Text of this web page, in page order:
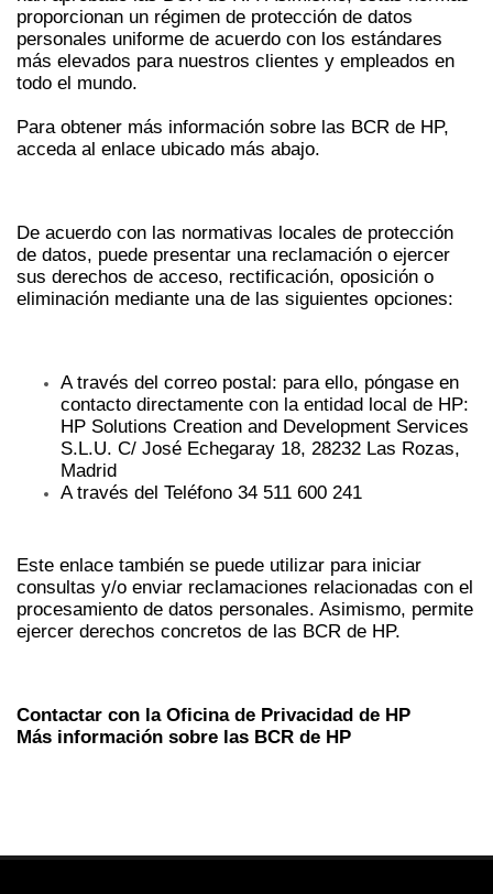
proporcionan un régimen de protección de datos
personales uniforme de acuerdo con los estándares
más elevados para nuestros clientes y empleados en
todo el mundo.
Para obtener más información sobre las BCR de HP,
acceda al enlace ubicado más abajo.
De acuerdo con las normativas locales de protección
de datos, puede presentar una reclamación o ejercer
sus derechos de acceso, rectificación, oposición o
eliminación mediante una de las siguientes opciones:
A través del correo postal: para ello, póngase en
contacto directamente con la entidad local de HP:
HP Solutions Creation and Development Services
S.L.U. C/ José Echegaray 18, 28232 Las Rozas,
Madrid
A través del Teléfono 34 511 600 241
Este enlace también se puede utilizar para iniciar
consultas y/o enviar reclamaciones relacionadas con el
procesamiento de datos personales. Asimismo, permite
ejercer derechos concretos de las BCR de HP.
Contactar con la Oficina de Privacidad de HP
Más información sobre las BCR de HP